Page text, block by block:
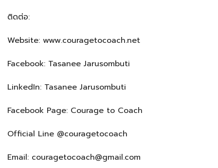
ติดต่อ:
Website: www.couragetocoach.net
Facebook: Tasanee Jarusombuti
LinkedIn: Tasanee Jarusombuti
Facebook Page: Courage to Coach
Official Line @couragetocoach
Email: couragetocoach@gmail.com